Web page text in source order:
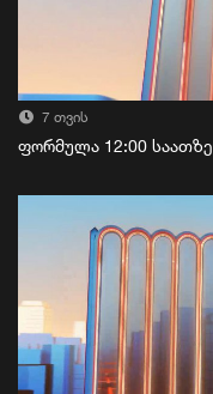
7 თვის
ფორმულა 12:00 საათზე